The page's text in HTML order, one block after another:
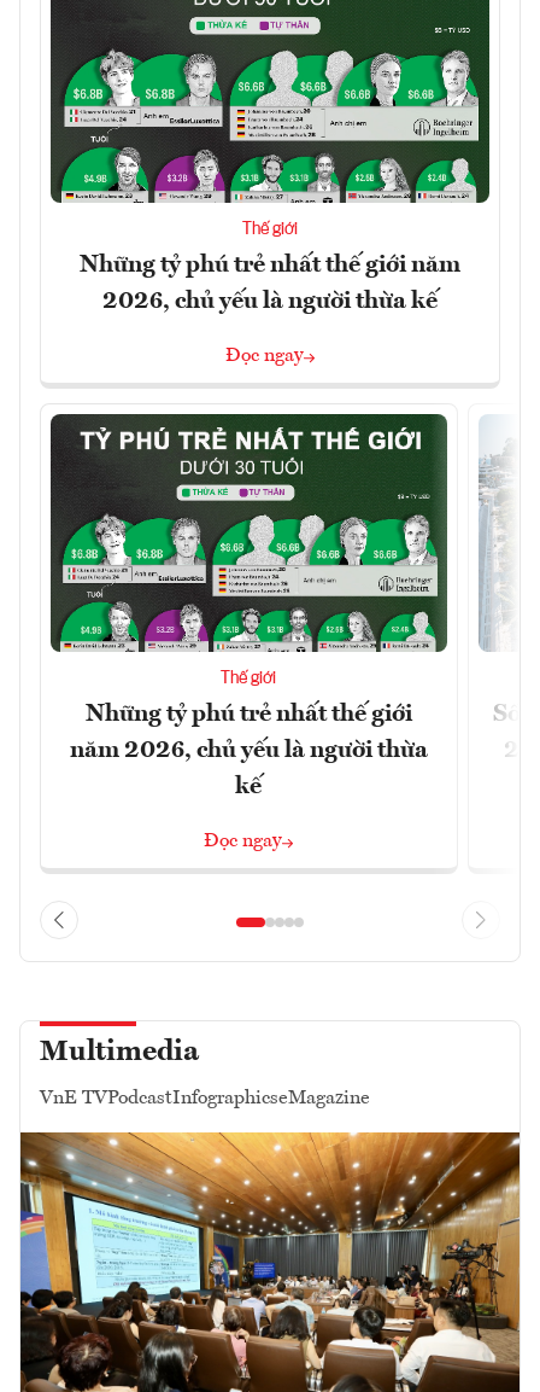
Thế giới
Những tỷ phú trẻ nhất thế giới năm
2026, chủ yếu là người thừa kế
Đọc ngay
Thế giới
Những tỷ phú trẻ nhất thế giới
năm 2026, chủ yếu là người thừa
kế
Đọc ngay
Số
Multimedia
VnE TVPodcastInfographicseMagazine